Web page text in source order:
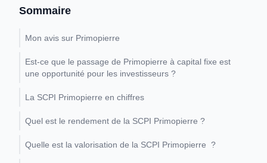
Sommaire
Mon avis sur Primopierre
Est-ce que le passage de Primopierre à capital fixe est
une opportunité pour les investisseurs ?
La SCPI Primopierre en chiffres
Quel est le rendement de la SCPI Primopierre ?
Quelle est la valorisation de la SCPI Primopierre ?